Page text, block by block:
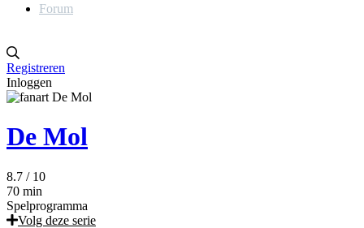
Forum
Registreren
Inloggen
De Mol
8.7 / 10
70 min
Spelprogramma
Volg deze serie